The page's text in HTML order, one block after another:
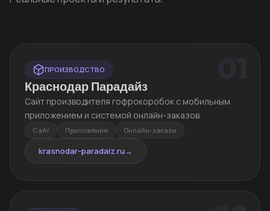
ПРОИЗВОДСТВО
Краснодар Парадайз
Сайт производителя гофрокоробок с мобильным
приложением и системой онлайн-заказов.
Сайт Приложение Онлайн-заказы
krasnodar-paradaiz.ru→